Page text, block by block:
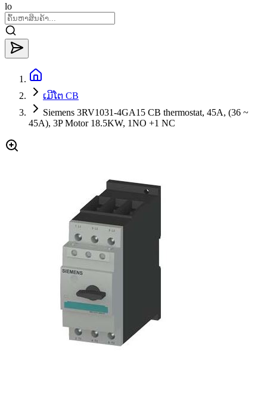
lo
ເມີໂຕ CB
Siemens 3RV1031-4GA15 CB thermostat, 45A, (36 ~
45A), 3P Motor 18.5KW, 1NO +1 NC